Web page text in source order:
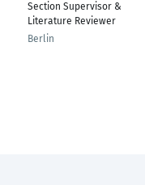
Section Supervisor &
Literature Reviewer
Berlin